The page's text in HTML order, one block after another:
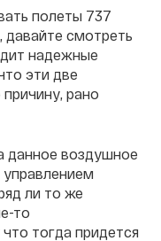
полеты 737
смотреть
надежные
эти две
рано
данное воздушное
ли то же
то
тогда придется